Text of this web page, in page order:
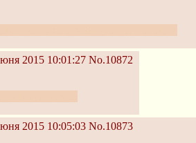
2015 10:01:27 No.10872
2015 10:05:03 No.10873